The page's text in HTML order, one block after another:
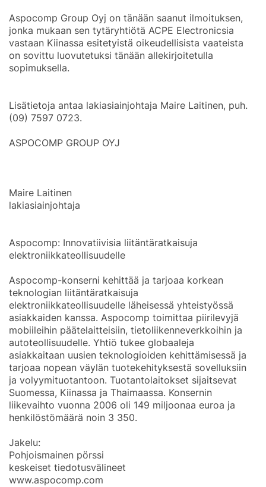
Aspocomp Group Oyj on tänään saanut ilmoituksen,
jonka mukaan sen tytäryhtiötä ACPE Electronicsia
vastaan Kiinassa esitetyistä oikeudellisista vaateista
on sovittu luovutetuksi tänään allekirjoitetulla
sopimuksella.
Lisätietoja antaa lakiasiainjohtaja Maire Laitinen, puh.
(09) 7597 0723.
ASPOCOMP GROUP OYJ
Maire Laitinen
lakiasiainjohtaja
Aspocomp: Innovatiivisia liitäntäratkaisuja
elektroniikkateollisuudelle
Aspocomp-konserni kehittää ja tarjoaa korkean
teknologian liitäntäratkaisuja
elektroniikkateollisuudelle läheisessä yhteistyössä
asiakkaiden kanssa. Aspocomp toimittaa piirilevyjä
mobiileihin päätelaitteisiin, tietoliikenneverkkoihin ja
autoteollisuudelle. Yhtiö tukee globaaleja
asiakkaitaan uusien teknologioiden kehittämisessä ja
tarjoaa nopean väylän tuotekehityksestä sovelluksiin
ja volyymituotantoon. Tuotantolaitokset sijaitsevat
Suomessa, Kiinassa ja Thaimaassa. Konsernin
liikevaihto vuonna 2006 oli 149 miljoonaa euroa ja
henkilöstömäärä noin 3 350.
Jakelu:
Pohjoismainen pörssi
keskeiset tiedotusvälineet
www.aspocomp.com